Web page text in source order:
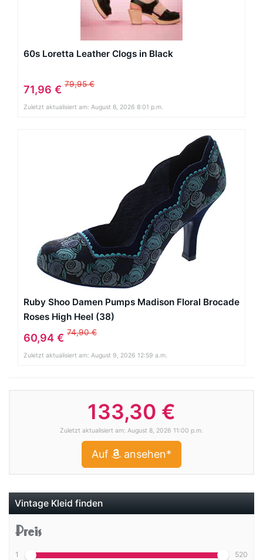
60s Loretta Leather Clogs in Black
71,96 € 79,95 €
Zuletzt aktualisiert am: August 8, 2026 8:01 p.m.
Ruby Shoo Damen Pumps Madison Floral Brocade
Roses High Heel (38)
60,94 € 74,90 €
Zuletzt aktualisiert am: August 9, 2026 12:59 a.m.
133,30 €
Zuletzt aktualisiert am: August 8, 2026 11:00 p.m.
Auf ansehen*
Vintage Kleid finden
Preis
1 520